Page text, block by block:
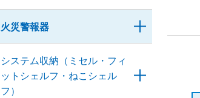
火災警報器
システム収納（ミセル・フィ
ットシェルフ・ねこシェル
フ）